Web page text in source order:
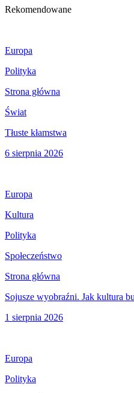
Rekomendowane
Europa
Polityka
Strona główna
Świat
Tłuste kłamstwa
6 sierpnia 2026
Europa
Kultura
Polityka
Społeczeństwo
Strona główna
Sojusze wyobraźni. Jak kultura
1 sierpnia 2026
Europa
Polityka